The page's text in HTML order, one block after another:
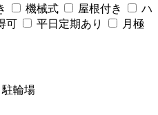
機械式 屋根付き
ハ
可 平日定期あり
月極
輪場